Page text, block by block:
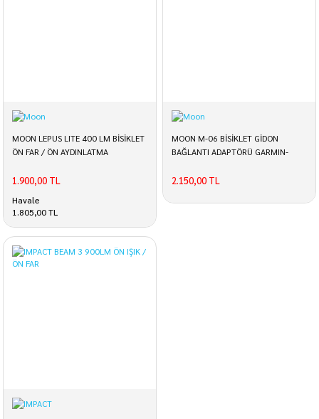
MOON LEPUS LITE 400 LM BİSİKLET
ÖN FAR / ÖN AYDINLATMA
1.900,00 TL
Havale
1.805,00 TL
MOON M-06 BİSİKLET GİDON
BAĞLANTI ADAPTÖRÜ GARMIN-
2.150,00 TL